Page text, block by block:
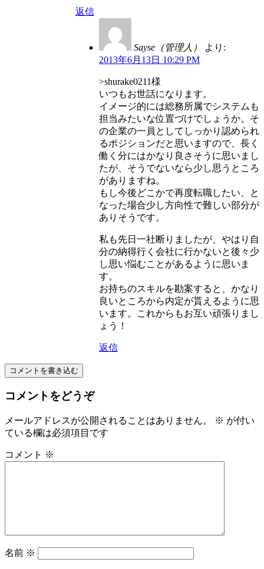
返信
Sayse（管理人）
より:
2013年6月13日 10:29 PM
>shurake0211様
いつもお世話になります。
イメージ的には総務所属でシステムも
担当みたいな位置づけでしょうか。そ
の企業の一員としてしっかり認められ
るポジションだと思いますので、長く
働く分にはかなり良さそうに思いまし
たが、そうでないなら少し思うところ
がありますね。
もし今後どこかで再度転職したい、と
なった場合少し方向性で難しい部分が
ありそうです。
私も先日一社断りましたが、やはり自
分の納得行く会社に行かないと後々少
し思い悩むことがあるように思いま
す。
お持ちのスキルを勘案すると、かなり
良いところから内定が貰えるように思
います。これからもお互い頑張りまし
ょう！
返信
コメントを書き込む
コメントをどうぞ
メールアドレスが公開されることはありません。 ※ が付い
ている欄は必須項目です
コメント ※
名前 ※